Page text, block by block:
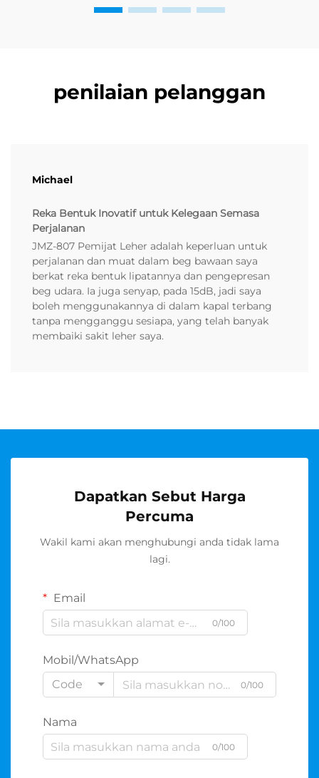
penilaian pelanggan
Michael
Reka Bentuk Inovatif untuk Kelegaan Semasa
Perjalanan
JMZ-807 Pemijat Leher adalah keperluan untuk
perjalanan dan muat dalam beg bawaan saya
berkat reka bentuk lipatannya dan pengepresan
beg udara. Ia juga senyap, pada 15dB, jadi saya
boleh menggunakannya di dalam kapal terbang
tanpa mengganggu sesiapa, yang telah banyak
membaiki sakit leher saya.
Dapatkan Sebut Harga
Percuma
Wakil kami akan menghubungi anda tidak lama
lagi.
Email
0/100
Mobil/WhatsApp
Code
0/100
Nama
0/100